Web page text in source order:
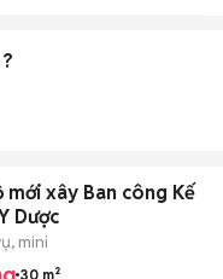
mới xây Ban công Kế
Dược
mini
30 m²